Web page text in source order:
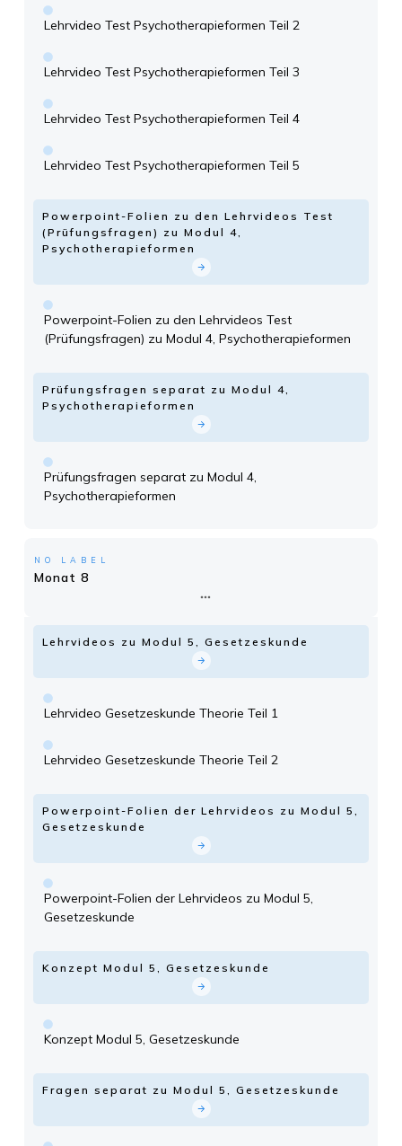
Lehrvideo Test Psychotherapieformen Teil 2
Lehrvideo Test Psychotherapieformen Teil 3
Lehrvideo Test Psychotherapieformen Teil 4
Lehrvideo Test Psychotherapieformen Teil 5
Powerpoint-Folien zu den Lehrvideos Test
(Prüfungsfragen) zu Modul 4,
Psychotherapieformen
Powerpoint-Folien zu den Lehrvideos Test
(Prüfungsfragen) zu Modul 4, Psychotherapieformen
Prüfungsfragen separat zu Modul 4,
Psychotherapieformen
Prüfungsfragen separat zu Modul 4,
Psychotherapieformen
NO LABEL
Monat 8
Lehrvideos zu Modul 5, Gesetzeskunde
Lehrvideo Gesetzeskunde Theorie Teil 1
Lehrvideo Gesetzeskunde Theorie Teil 2
Powerpoint-Folien der Lehrvideos zu Modul 5,
Gesetzeskunde
Powerpoint-Folien der Lehrvideos zu Modul 5,
Gesetzeskunde
Konzept Modul 5, Gesetzeskunde
Konzept Modul 5, Gesetzeskunde
Fragen separat zu Modul 5, Gesetzeskunde